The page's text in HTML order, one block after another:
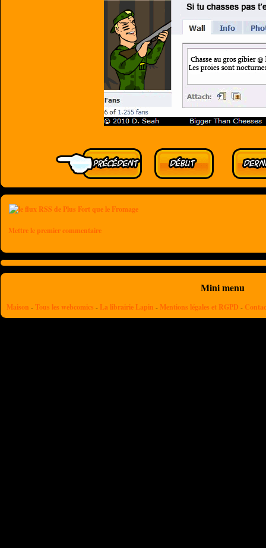
Mettre le premier commentaire
Mini menu
Maison -Tous les webcomics - La librairie Lapin - Mentions légales et RGPD -